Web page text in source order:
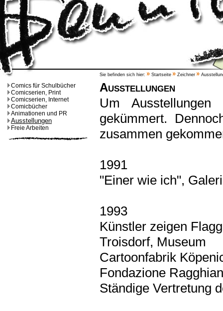
Comics für Schulbücher
Comicserien, Print
Comicserien, Internet
Comicbücher
Animationen und PR
Ausstellungen
Freie Arbeiten
Sie befinden sich hier: Startseite Zeichner
Ausstellungen
Um
gekümmert.
zusammen
1991
"Einer wie ich",
1993
Künstler zeigen
Troisdorf, Museum
Cartoonfabrik
Fondazione
Ständige Vertretung